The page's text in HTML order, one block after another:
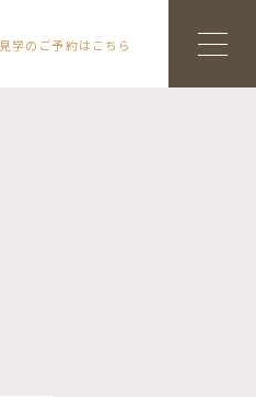
見学のご予約はこちら